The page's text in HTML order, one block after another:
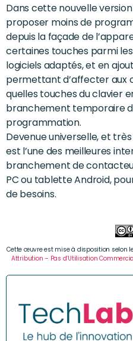
Dans cette nouvelle
proposer moins de
depuis la façade de
certaines touches parmi
logiciels adaptés, et en
permettant d’affecter aux
quelles touches du clavier
branchement temporaire
programmation.
Devenue universelle, et
est l’une des meilleures
branchement de
PC ou tablette Android,
de besoins.
Cette œuvre est mise à disposition selon
Attribution – Pas d’Utilisation